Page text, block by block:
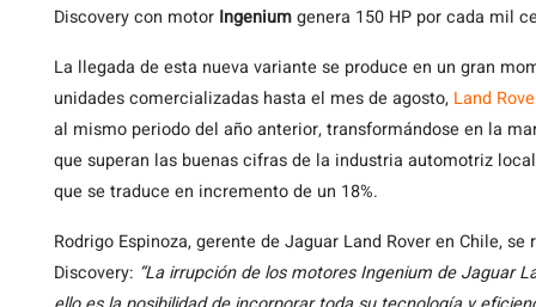
Discovery con motor Ingeniumgenera 150 HP por cada mil
La llegada de esta nueva variante se produce en un gran
unidades comercializadas hasta el mes de agosto, Land
al mismo periodo del año anterior, transformándose en la
que superan las buenas cifras de la industria automotriz
que se traduce en incremento de un 18%.
Rodrigo Espinoza, gerente de Jaguar Land Rover en Chile,
Discovery: “La irrupción de los motores Ingenium de Jaguar